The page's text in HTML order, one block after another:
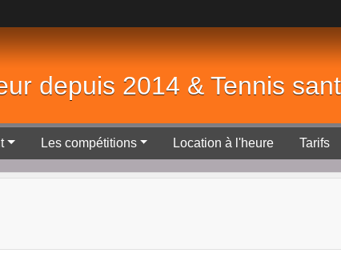
depuis 2014 & Tennis
Les compétitions Location à l'heure Tarifs